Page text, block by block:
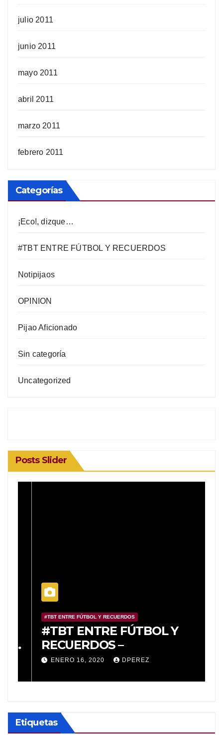
julio 2011
junio 2011
mayo 2011
abril 2011
marzo 2011
febrero 2011
Categorías
¡Eco!, dizque…
#TBT ENTRE FÚTBOL Y RECUERDOS
Notipijaos
OPINION
Pijao Aficionado
Sin categoría
Uncategorized
Posts Slider
#TBT ENTRE FÚTBOL Y RECUERDOS
#TBT ENTRE FÚTBOL Y
RECUERDOS –
ENERO 16, 2020 DPEREZ
Etiquetas